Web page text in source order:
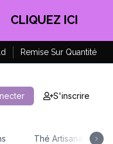
EN PROFITER !
Remise Sur Quantité
S'inscrire
Thé Artisanal